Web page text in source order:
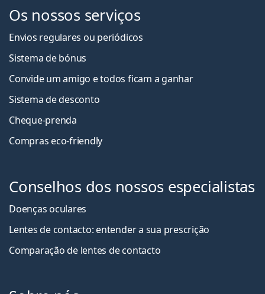
Os nossos serviços
Envios regulares ou periódicos
Sistema de bónus
Convide um amigo e todos ficam a ganhar
Sistema de desconto
Cheque-prenda
Compras eco-friendly
Conselhos dos nossos especialistas
Doenças oculares
Lentes de contacto: entender a sua prescrição
Comparação de lentes de contacto